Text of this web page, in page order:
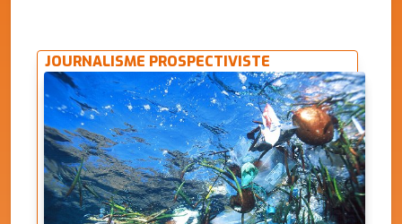
JOURNALISME PROSPECTIVISTE